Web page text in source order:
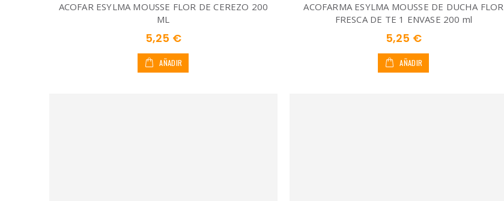
ACOFAR ESYLMA MOUSSE FLOR DE CEREZO 200
ML
5,25 €
AÑADIR
ACOFARMA ESYLMA MOUSSE DE DUCHA FLOR
FRESCA DE TE 1 ENVASE 200 ml
5,25 €
AÑADIR